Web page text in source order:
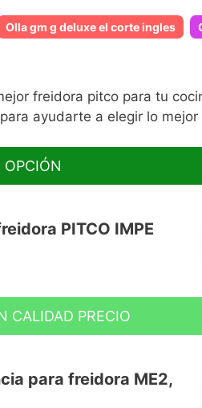
Olla gm g deluxe el corte ingles
freidora pitco para tu
ayudarte a elegir lo mejor
OPCIÓN
PITCO IMPE
CALIDAD PRECIO
para freidora ME2,